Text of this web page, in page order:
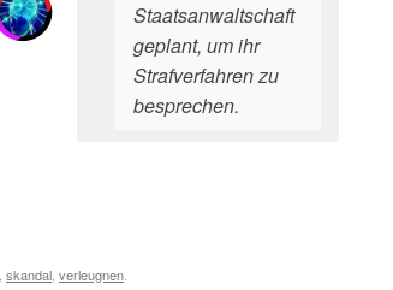
Staatsanwaltschaft
geplant, um ihr
Strafverfahren zu
besprechen.
skandal verleugnen